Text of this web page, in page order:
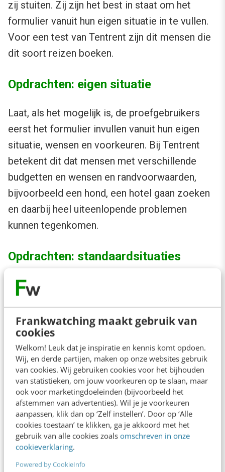
Frankwatching maakt gebruik van
cookies
Welkom! Leuk dat je inspiratie en kennis komt opdoen.
Wij, en derde partijen, maken op onze websites gebruik
van cookies. Wij gebruiken cookies voor het bijhouden
van statistieken, om jouw voorkeuren op te slaan, maar
ook voor marketingdoeleinden (bijvoorbeeld het
afstemmen van advertenties). Wil je je voorkeuren
aanpassen, klik dan op ‘Zelf instellen’. Door op ‘Alle
cookies toestaan’ te klikken, ga je akkoord met het
gebruik van alle cookies zoals omschreven in onze
cookieverklaring.
Powered by CookieInfo
zij stuiten. Zij zijn het best in staat om het
formulier vanuit hun eigen situatie in te vullen.
Voor een test van Tentrent zijn dit mensen die
dit soort reizen boeken.
Opdrachten: eigen situatie
Laat, als het mogelijk is, de proefgebruikers
eerst het formulier invullen vanuit hun eigen
situatie, wensen en voorkeuren. Bij Tentrent
betekent dit dat mensen met verschillende
budgetten en wensen en randvoorwaarden,
bijvoorbeeld een hond, een hotel gaan zoeken
en daarbij heel uiteenlopende problemen
kunnen tegenkomen.
Opdrachten: standaardsituaties
Geef de proefgebruikers daarnaast meer
proefgebruikers precies laten doen waarvoor
het formulier gemaakt is, bijvoorbeeld een
vergunningaanvraag volgens het boekje. Je test
dan of het formulier bij normale aanvragen
goed werkt.
Bij Tentrent:U heeft een gezin met twee
kinderen en bent onderweg naar uw camping in
de buurt van Florence en zoekt in onderweg een